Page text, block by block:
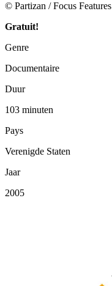
© Partizan / Focus Features
Gratuit!
Genre
Documentaire
Duur
103 minuten
Pays
Verenigde Staten
Jaar
2005